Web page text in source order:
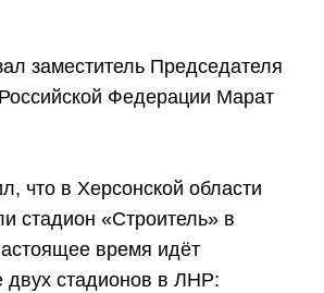
заместитель Председателя
Федерации Марат
что в Херсонской области
стадион «Строитель» в
время идёт
двух стадионов в ЛНР: